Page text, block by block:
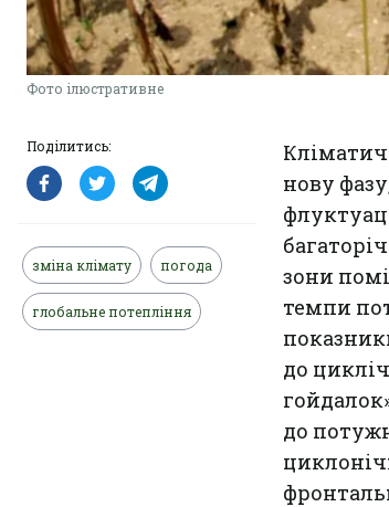
Фото ілюстративне
Поділитись:
зміна клімату погода
глобальне потепління
нову
зони
темпи
до
до